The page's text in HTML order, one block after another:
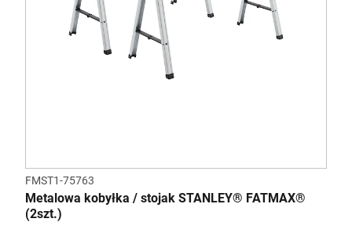
FMST1-75763
Metalowa kobyłka / stojak STANLEY® FATMAX®
(2szt.)